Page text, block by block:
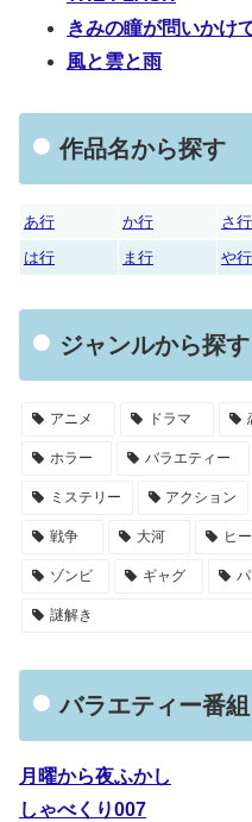
きみの瞳が問いかけ
風と雲と雨
作品名から探す
あ行 か行 さ行
は行
ま行 や行
ジャンルから探す
アニメ ドラマ
ホラー バラエティー
ミステリー アクション
戦争 大河 ヒ
ゾンビ ギャグ
謎解き
バラエティー番組
月曜から夜ふかし
しゃべくり007